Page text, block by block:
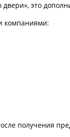
это
компаниями:
получения